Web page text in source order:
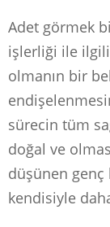
Adet görmek
işlerliği ile ilgili
olmanın bir
sürecin tüm
doğal ve
düşünen genç
kendisiyle